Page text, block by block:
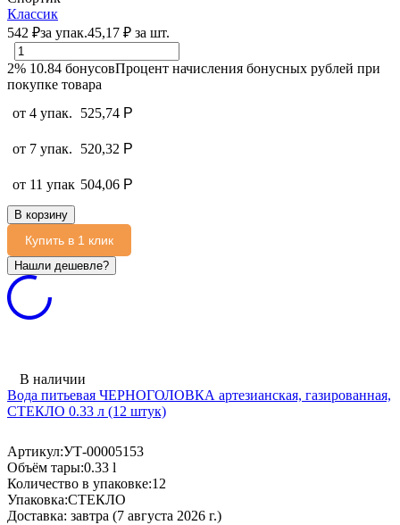
Классик
542 ₽за упак.45,17 ₽ за шт.
2% 10.84 бонусовПроцент начисления бонусных рублей при
покупке товара
от 4 упак.
525,74 Р
от 7 упак. 520,32 Р
от 11 упак 504,06 Р
В корзину
Купить в 1 клик
В наличии
Вода питьевая ЧЕРНОГОЛОВКА артезианская, газированная,
СТЕКЛО 0.33 л (12 штук)
Артикул:УТ-00005153
Объём тары:0.33 l
Количество в упаковке:12
Упаковка:СТЕКЛО
Доставка: завтра (7 августа 2026 г.)